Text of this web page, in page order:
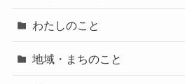
わたしのこと
地域・まちのこと